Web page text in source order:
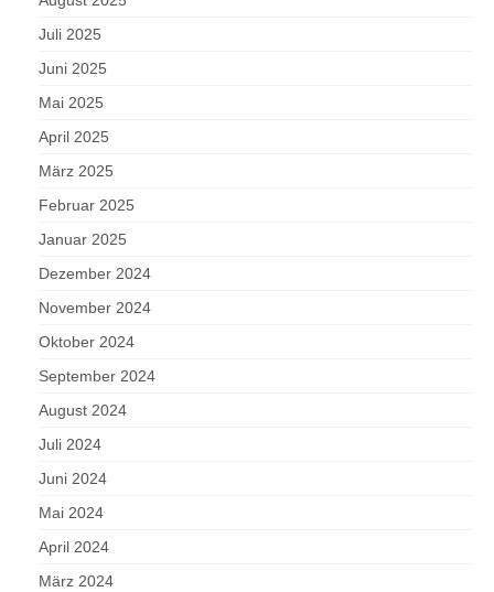
Juli 2025
Juni 2025
Mai 2025
April 2025
März 2025
Februar 2025
Januar 2025
Dezember 2024
November 2024
Oktober 2024
September 2024
August 2024
Juli 2024
Juni 2024
Mai 2024
April 2024
März 2024